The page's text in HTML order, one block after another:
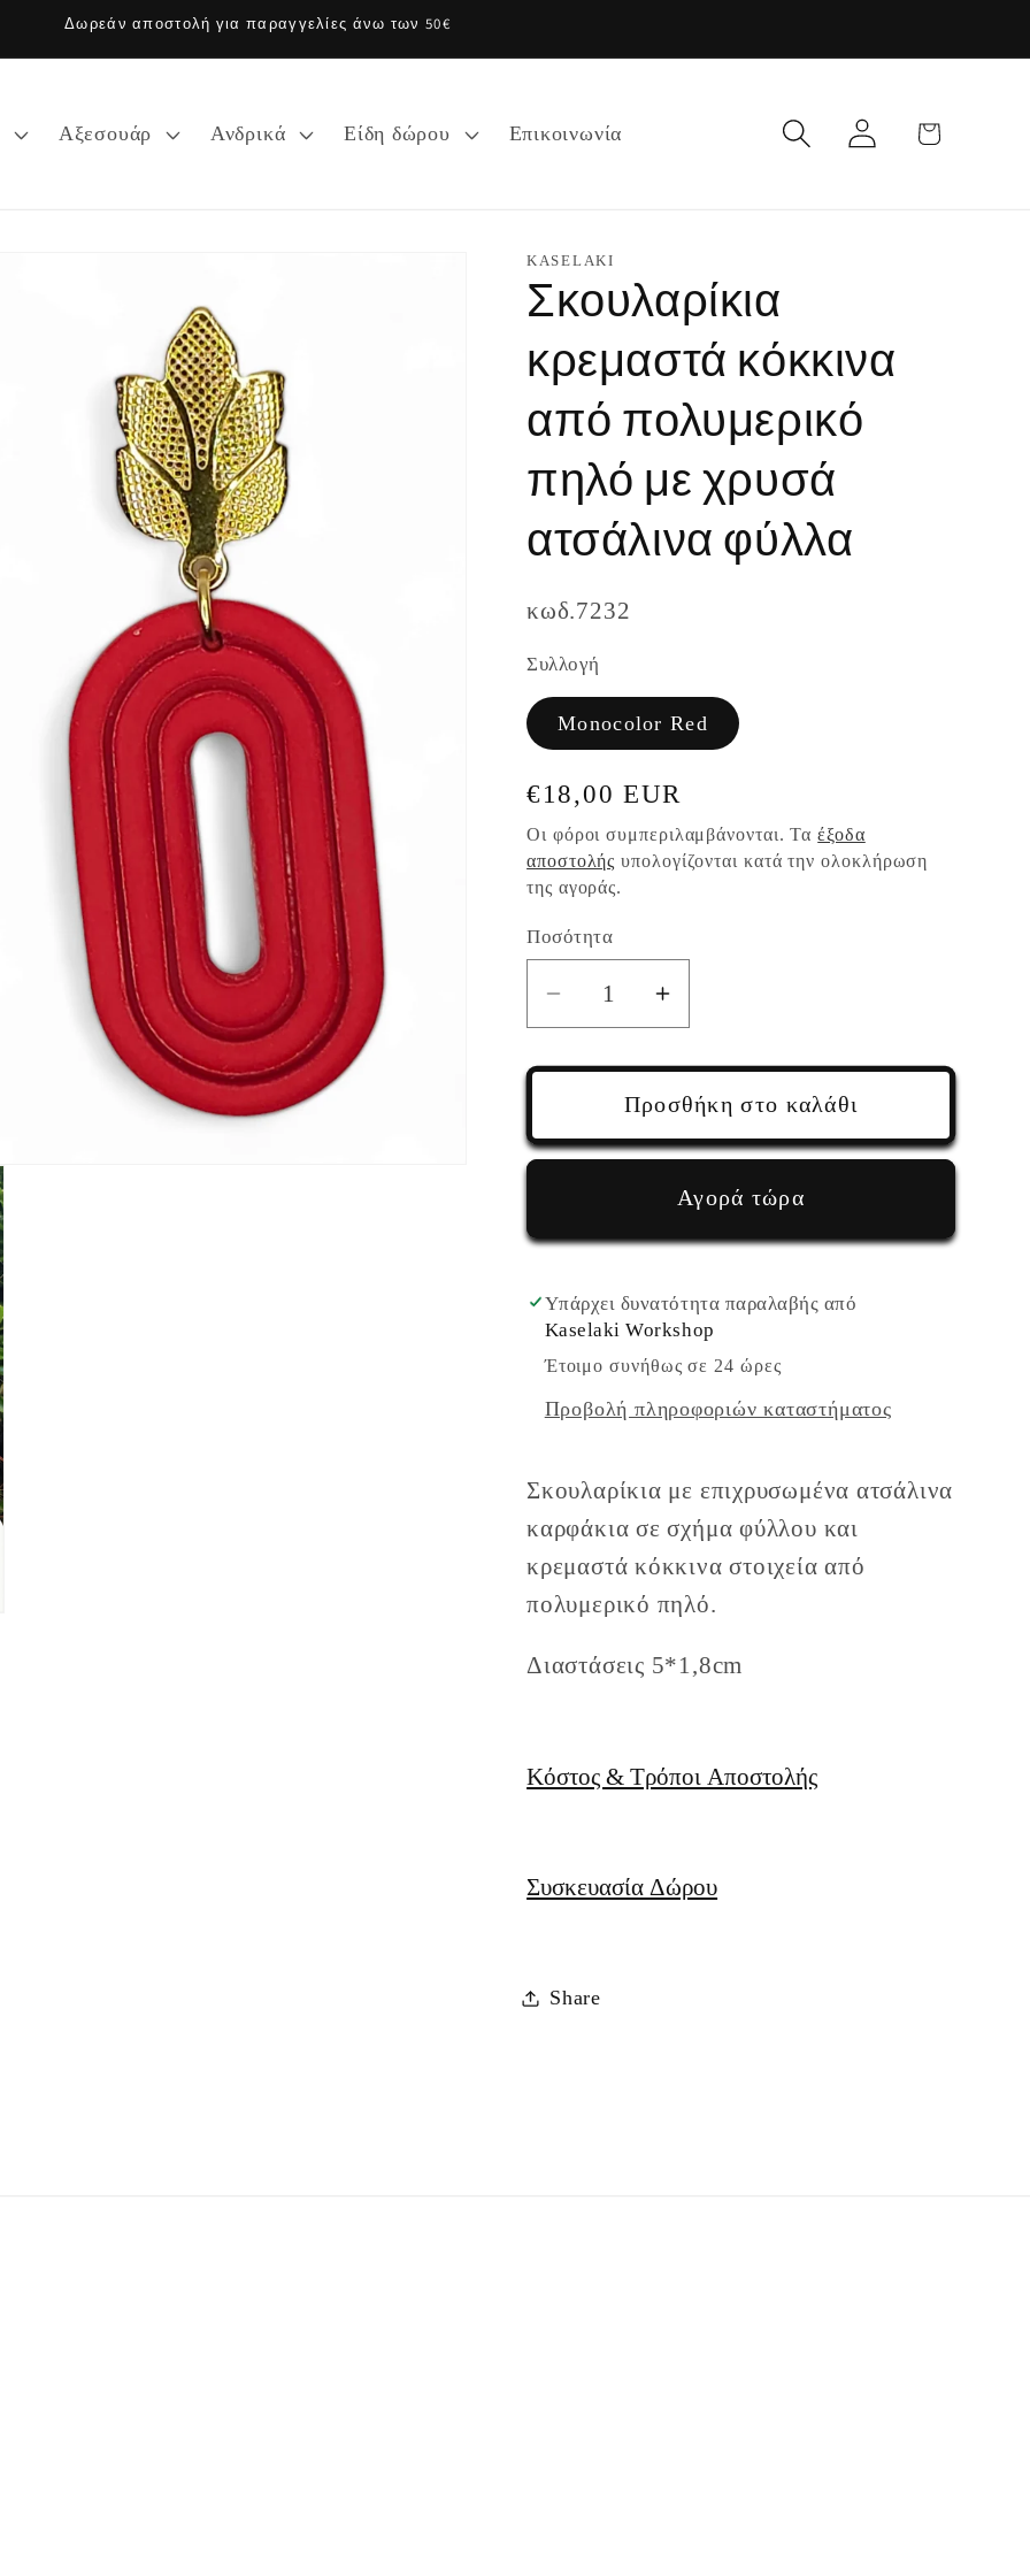
Δωρεάν αποστολή για παραγγελίες άνω των 50€
Αξεσουάρ Ανδρικά Είδη δώρου Επικοινωνία Σύνδεση Καλάθι
KASELAKI
Σκουλαρίκια
κρεμαστά κόκκινα
από πολυμερικό
πηλό με χρυσά
ατσάλινα φύλλα
κωδ.7232
Συλλογή
Monocolor Red
Κανονική
τιμή
€18,00 EUR
Οι φόροι συμπεριλαμβάνονται. Ταέξοδα
αποστολής υπολογίζονται κατά την ολοκλήρωση
της αγοράς.
Ποσότητα
Ποσότητα
Μείωση
ποσότητας
για
Σκουλαρίκια
κρεμαστά
κόκκινα
πηλό
χρυσά
φύλλα
Αύξηση
ποσότητας
για
Σκουλαρίκια
κρεμαστά
κόκκινα
από
πηλό
χρυσά
ατσάλινα
φύλλα
Προσθήκη στο καλάθι
Αγορά τώρα
Υπάρχει δυνατότητα παραλαβής από
Kaselaki Workshop
Έτοιμο συνήθως σε 24 ώρες
Προβολή πληροφοριών καταστήματος
Σκουλαρίκια με επιχρυσωμένα ατσάλινα
καρφάκια σε σχήμα φύλλου και
κρεμαστά κόκκινα στοιχεία από
πολυμερικό πηλό.
Διαστάσεις 5*1,8cm
Κόστος & Τρόποι Αποστολής
Συσκευασία Δώρου
Share